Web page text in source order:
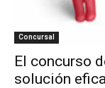
Concursal
El concurso
solución